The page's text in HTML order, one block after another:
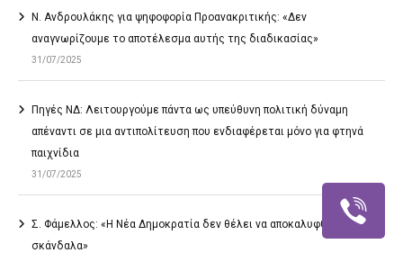
Ν. Ανδρουλάκης για ψηφοφορία Προανακριτικής: «Δεν
αναγνωρίζουμε το αποτέλεσμα αυτής της διαδικασίας»
31/07/2025
Πηγές ΝΔ: Λειτουργούμε πάντα ως υπεύθυνη πολιτική δύναμη
απέναντι σε μια αντιπολίτευση που ενδιαφέρεται μόνο για φτηνά
παιχνίδια
31/07/2025
Σ. Φάμελλος: «Η Νέα Δημοκρατία δεν θέλει να αποκαλυφθούν τα
σκάνδαλα»